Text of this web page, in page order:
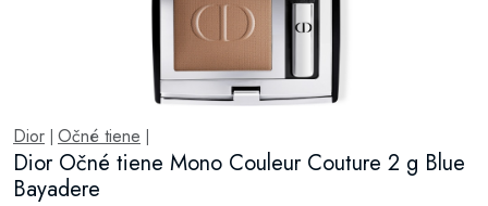
Dior Očné tiene
Dior Očné tiene Mono Couleur Couture 2 g Blue
Bayadere